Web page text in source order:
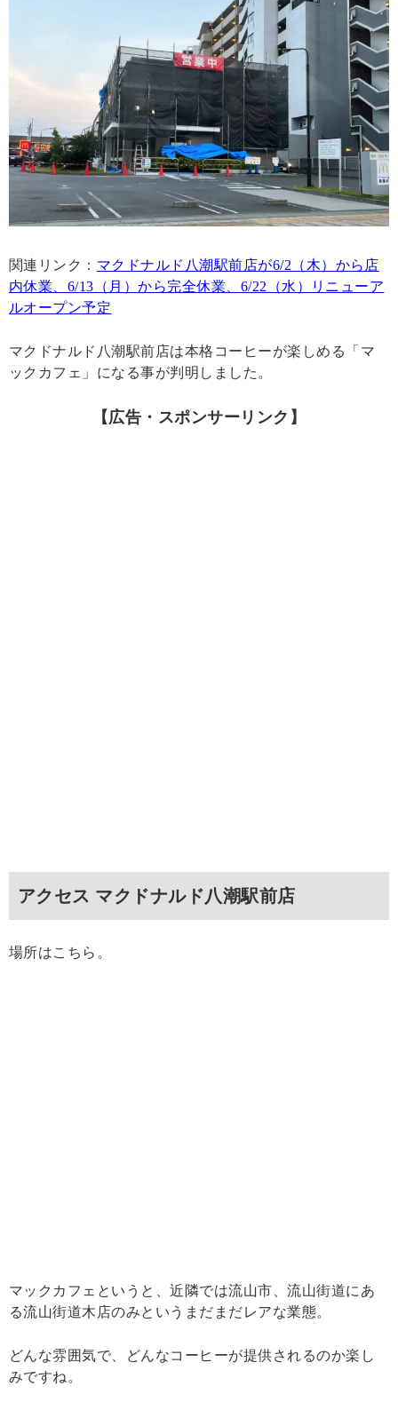
関連リンク： マクドナルド八潮駅前店が6/2（木）から店
内休業、6/13（月）から完全休業、6/22（水）リニューア
ルオープン予定
マクドナルド八潮駅前店は本格コーヒーが楽しめる「マ
ックカフェ」になる事が判明しました。
【広告・スポンサーリンク】
アクセス マクドナルド八潮駅前店
場所はこちら。
マックカフェというと、近隣では流山市、流山街道にあ
る流山街道木店のみというまだまだレアな業態。
どんな雰囲気で、どんなコーヒーが提供されるのか楽し
みですね。